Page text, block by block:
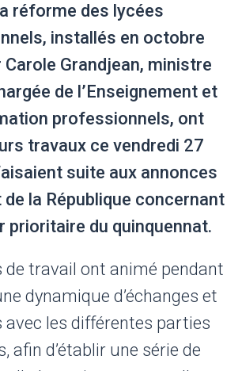
réforme des lycées
installés en octobre
Carole Grandjean, ministre
de l’Enseignement et
professionnels, ont
travaux ce vendredi 27
suite aux annonces
la République concernant
prioritaire du quinquennat.
de travail ont animé pendant
dynamique d’échanges et
avec les différentes parties
afin d’établir une série de